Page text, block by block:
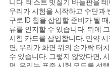
요
뉴
니다. 테스트 빗질기 바늘판을
우리가 시험을 시작하고 수단과
구로 ID 칩을 삽입할 준비가 될
류를 인지할 수 있습니다. 뒤에
시험 카드를 삽입합니다. 만약
면, 우리가 화면 위의 손가락 터
수 있습니다. 그렇지 않았다면,